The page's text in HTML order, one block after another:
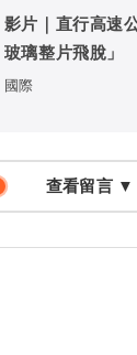
影片｜直行高速
玻璃整片飛脫」
比亞迪擊落
國際
查看留言 ▼